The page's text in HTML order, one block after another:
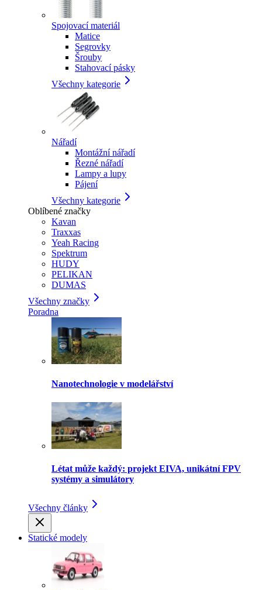
Spojovací materiál
Matice
Segrovky
Šrouby
Stahovací pásky
Všechny kategorie
Nářadí
Montážní nářadí
Řezné nářadí
Lampy a lupy
Pájení
Všechny kategorie
Oblíbené značky
Kavan
Traxxas
Yeah Racing
Spektrum
HUDY
PELIKAN
DUMAS
Všechny značky
Poradna
Nanotechnologie v modelářství
Létat může každý: projekt EIVA, unikátní FPV
systémy a simulátory
Všechny články
Statické modely